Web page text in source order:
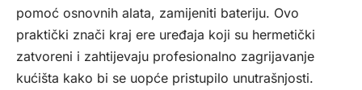
pomoć osnovnih alata, zamijeniti bateriju. Ovo
praktički znači kraj ere uređaja koji su hermetički
zatvoreni i zahtijevaju profesionalno zagrijavanje
kućišta kako bi se uopće pristupilo unutrašnjosti.